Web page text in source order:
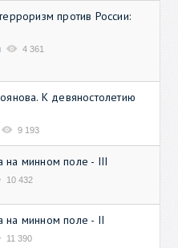
против России:
4 361
К девяностолетию
9 193
на минном поле - III
10 432
на минном поле - II
11 390